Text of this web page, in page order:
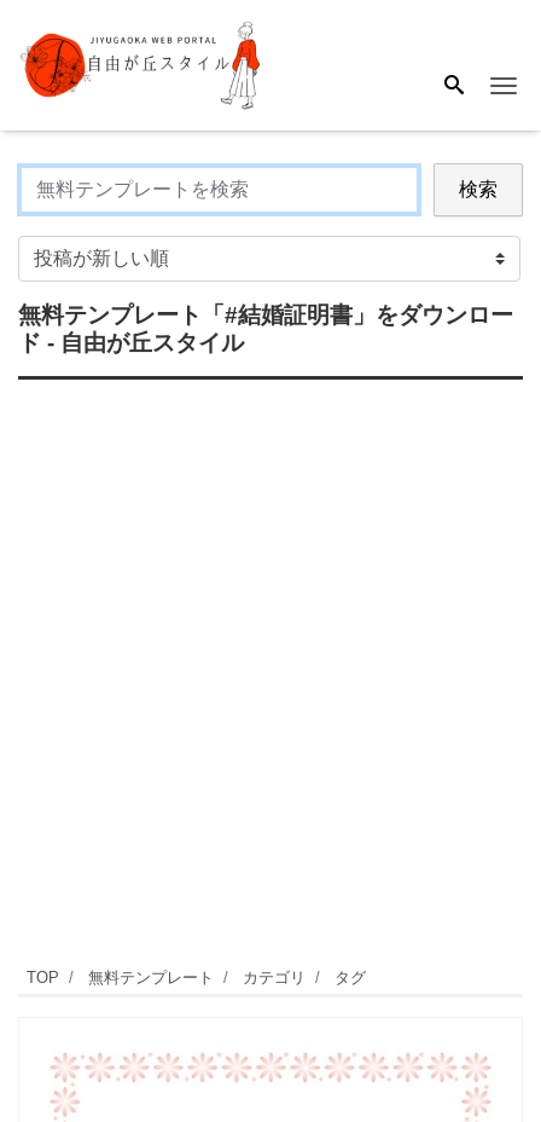
検索
無料テンプレート 「#結婚証明書」 をダウンロー
ド - 自由が丘スタイル
TOP 無料テンプレート カテゴリ タグ